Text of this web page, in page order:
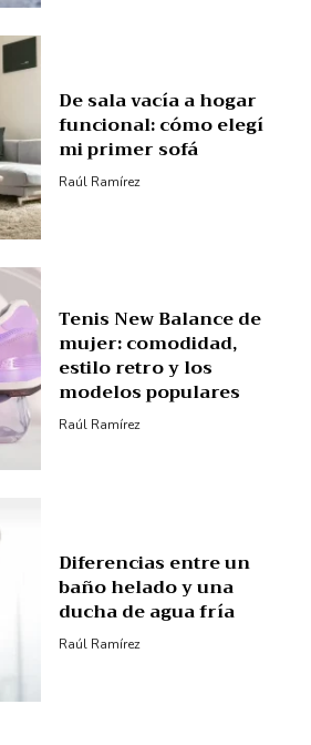
De sala vacía a hogar
funcional: cómo elegí
mi primer sofá
Raúl Ramírez
Tenis New Balance de
mujer: comodidad,
estilo retro y los
modelos populares
Raúl Ramírez
Diferencias entre un
baño helado y una
ducha de agua fría
Raúl Ramírez